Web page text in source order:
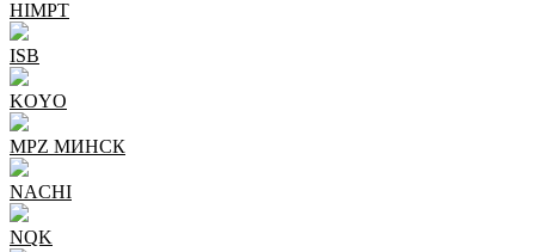
HIMPT
ISB
KOYO
MPZ МИНСК
NACHI
NQK